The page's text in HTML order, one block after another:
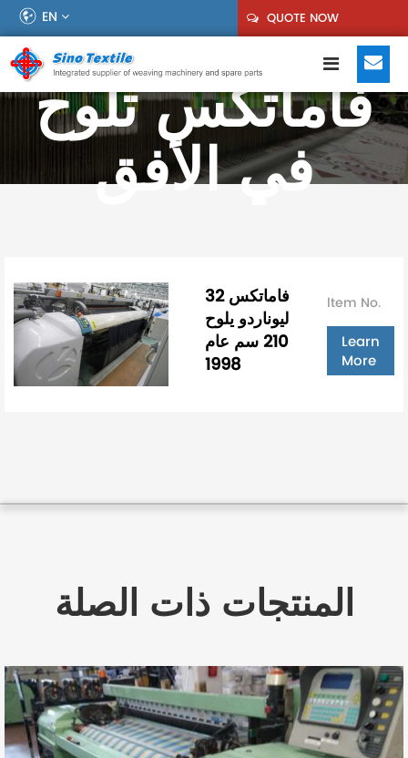
EN QUOTE NOW
فاماتكس تلوح
في الأفق
32 فاماتكس
ليوناردو يلوح
210 سم عام
1998
ltem No.
Learn
More
المنتجات ذات الصلة